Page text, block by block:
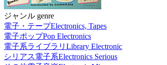
ジャンル genre
電子・テープElectronics, Tapes
電子ポップPop Electronics
電子系ライブラリ Library Electronic
シリアス電子系Electronics Serious